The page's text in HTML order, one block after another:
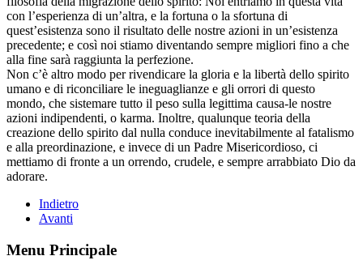
con l’esperienza di un’altra, e la fortuna o la sfortuna di
quest’esistenza sono il risultato delle nostre azioni in un’esistenza
precedente; e così noi stiamo diventando sempre migliori fino a che
alla fine sarà raggiunta la perfezione.
Non c’è altro modo per rivendicare la gloria e la libertà dello spirito
umano e di riconciliare le ineguaglianze e gli orrori di questo
mondo, che sistemare tutto il peso sulla legittima causa-le nostre
azioni indipendenti, o karma. Inoltre, qualunque teoria della
creazione dello spirito dal nulla conduce inevitabilmente al fatalismo
e alla preordinazione, e invece di un Padre Misericordioso, ci
mettiamo di fronte a un orrendo, crudele, e sempre arrabbiato Dio da
adorare.
Indietro
Avanti
Menu Principale